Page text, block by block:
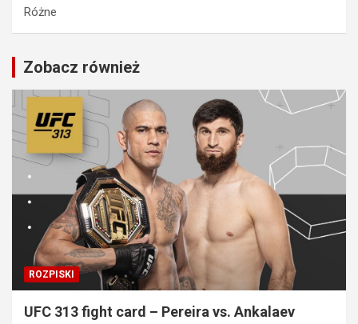
Różne
Zobacz również
ROZPISKI
UFC 313 fight card – Pereira vs. Ankalaev